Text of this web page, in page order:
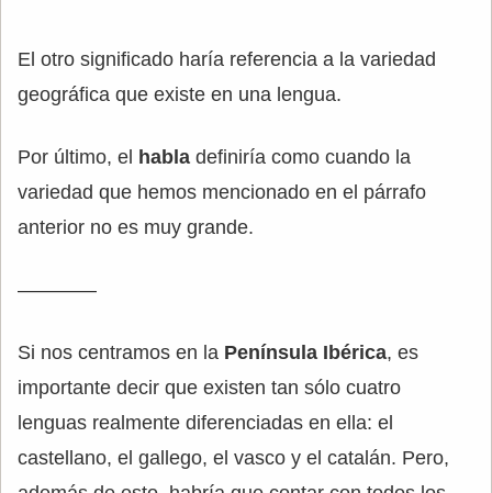
El otro significado haría referencia a la variedad
geográfica que existe en una lengua.
Por último, el habla definiría como cuando la
variedad que hemos mencionado en el párrafo
anterior no es muy grande.
————
Si nos centramos en la Península Ibérica, es
importante decir que existen tan sólo cuatro
lenguas realmente diferenciadas en ella: el
castellano, el gallego, el vasco y el catalán. Pero,